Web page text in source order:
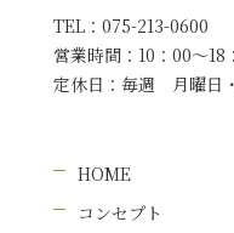
TEL： 075-213-0600
営業時間： 10：00〜18
定休日： 毎週 月曜日
HOME
コンセプト